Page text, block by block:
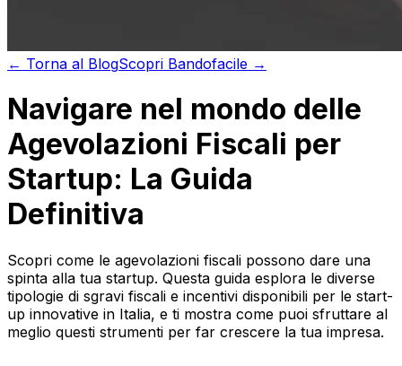
← Torna al BlogScopri Bandofacile →
Navigare nel mondo delle
Agevolazioni Fiscali per
Startup: La Guida
Definitiva
Scopri come le agevolazioni fiscali possono dare una
spinta alla tua startup. Questa guida esplora le diverse
tipologie di sgravi fiscali e incentivi disponibili per le start-
up innovative in Italia, e ti mostra come puoi sfruttare al
meglio questi strumenti per far crescere la tua impresa.